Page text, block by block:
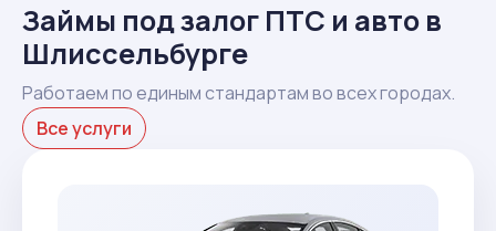
Займы под залог ПТС и авто в
Шлиссельбурге
Работаем по единым стандартам во всех городах.
Все услуги